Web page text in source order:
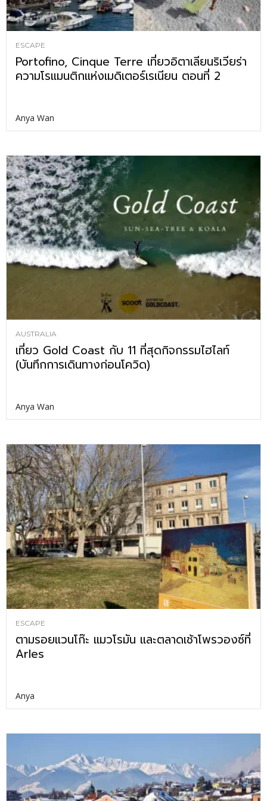
ESCAPE
Portofino, Cinque Terre เที่ยวอิตาเลียนริเวียร่า
ความโรแมนติกแห่งเมดิเตอร์เรเนียน ตอนที่ 2
Anya Wan
AUSTRALIA
เที่ยว Gold Coast กับ 11 ที่สุดกิจกรรมไฮไลท์
(บันทึกการเดินทางก่อนโควิด)
Anya Wan
ESCAPE
ตามรอยแวนโก๊ะ แมวโรมัน และตลาดเช้าโพรวองซ์ที่
Arles
Anya